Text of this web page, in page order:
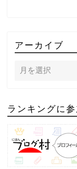
アーカイブ
ランキングに参